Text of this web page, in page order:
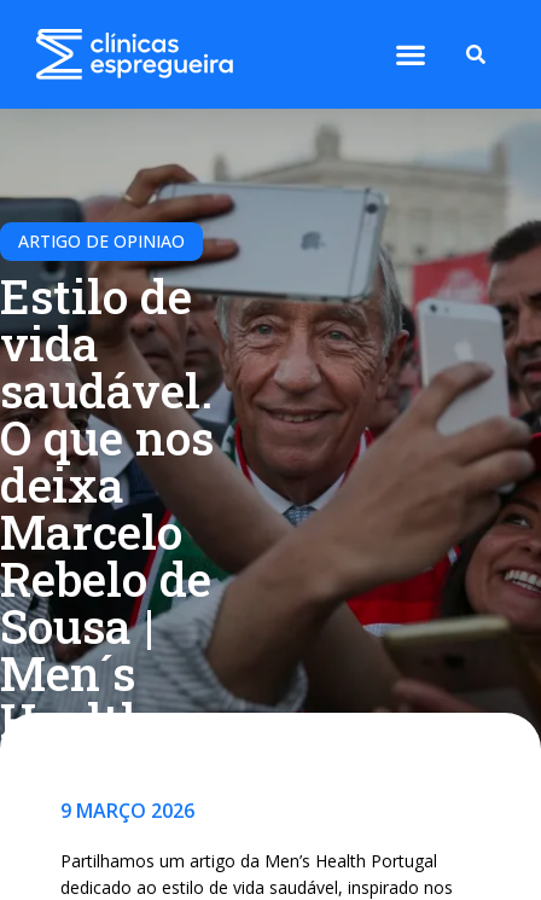
ARTIGO DE OPINIAO
Estilo de
vida
saudável.
O que nos
deixa
Marcelo
Rebelo de
Sousa |
Men´s
Health
9 MARÇO 2026
Partilhamos um artigo da Men’s Health Portugal
dedicado ao estilo de vida saudável, inspirado nos